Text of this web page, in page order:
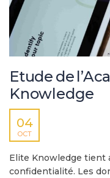
Etude de
Knowledge
04
OCT
Elite Knowledge tient
confidentialité. Les